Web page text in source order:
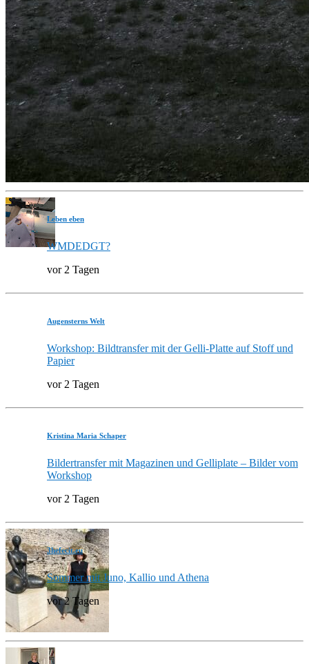
Leben eben
WMDEDGT?
vor 2 Tagen
Augensterns Welt
Workshop: Bildtransfer mit der Gelli-Platte auf Stoff und
Papier
vor 2 Tagen
Kristina Maria Schaper
Bildertransfer mit Magazinen und Gelliplate – Bilder vom
Workshop
vor 2 Tagen
3hefecit.eu
Sommer mit Juno, Kallio und Athena
vor 2 Tagen